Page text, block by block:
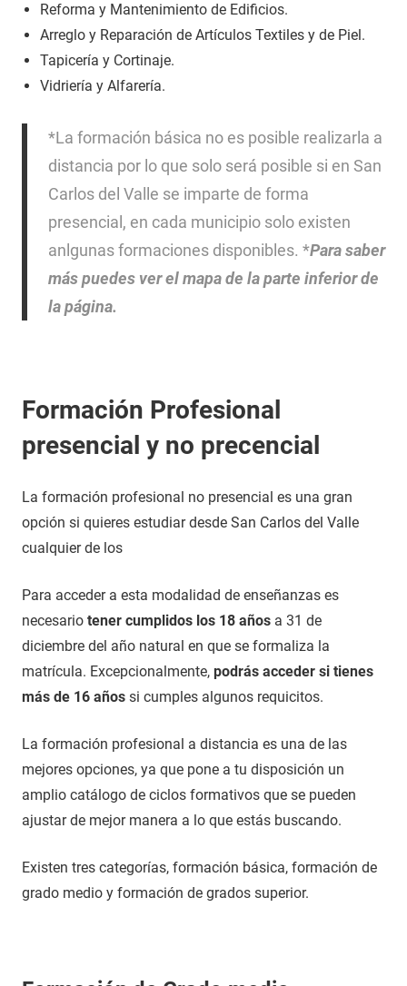
Reforma y Mantenimiento de Edificios.
Arreglo y Reparación de Artículos Textiles y de Piel.
Tapicería y Cortinaje.
Vidriería y Alfarería.
*La formación básica no es posible realizarla a
distancia por lo que solo será posible si en San
Carlos del Valle se imparte de forma
presencial, en cada municipio solo existen
anlgunas formaciones disponibles. *Para saber
más puedes ver el mapa de la parte inferior de
la página.
Formación Profesional
presencial y no precencial
La formación profesional no presencial es una gran
opción si quieres estudiar desde San Carlos del Valle
cualquier de los
Para acceder a esta modalidad de enseñanzas es
necesario tener cumplidos los 18 años a 31 de
diciembre del año natural en que se formaliza la
matrícula. Excepcionalmente, podrás acceder si tienes
más de 16 años si cumples algunos requicitos.
La formación profesional a distancia es una de las
mejores opciones, ya que pone a tu disposición un
amplio catálogo de ciclos formativos que se pueden
ajustar de mejor manera a lo que estás buscando.
Existen tres categorías, formación básica, formación de
grado medio y formación de grados superior.